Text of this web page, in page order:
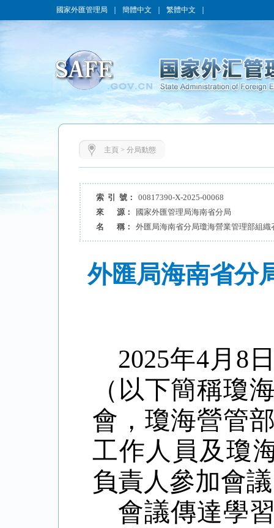
國家外匯管理局 簡體中文 繁體中文
主頁 > 分局動態
索 引 號：
00817390-X-2025-00068
來 源：
國家外匯管理局海南省分局
名 稱：
外匯局海南省分局瓊海營業管理部組
外匯局海南省分
2025年4月8
（以下簡稱瓊
會， 瓊海營管
工作人員 及 瓊
負責人參加會
會議傳達學